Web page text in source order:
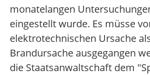
monatelangen
eingestellt wurde. Es müsse
elektrotechnischen Ursache
Brandursache ausgegangen
die Staatsanwaltschaft dem